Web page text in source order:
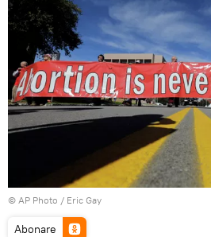
© AP Photo / Eric Gay
Abonare